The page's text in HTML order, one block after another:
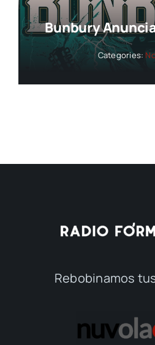
Bunbury
Categories:
Rebobinamos